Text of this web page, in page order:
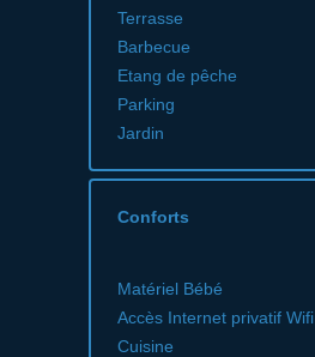
Terrasse
Barbecue
Etang de pêche
Parking
Jardin
Conforts
Matériel Bébé
Accès Internet privatif Wifi
Cuisine